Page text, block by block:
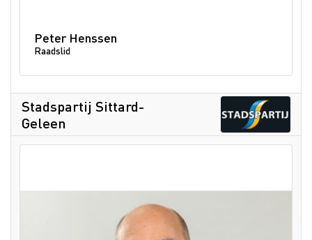
Peter Henssen
Raadslid
Stadspartij Sittard-
Geleen